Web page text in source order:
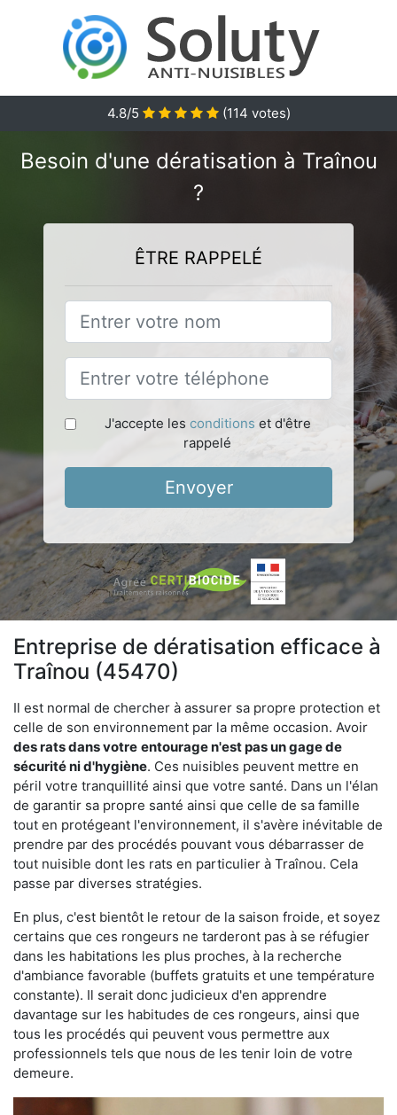
4.8/5 (114 votes)
Besoin d'une dératisation à Traînou
?
ÊTRE RAPPELÉ
J'accepte les conditions et d'être
rappelé
Envoyer
Entreprise de dératisation efficace à
Traînou (45470)
Il est normal de chercher à assurer sa propre protection et
celle de son environnement par la même occasion. Avoir
des rats dans votre entourage n'est pas un gage de
sécurité ni d'hygiène. Ces nuisibles peuvent mettre en
péril votre tranquillité ainsi que votre santé. Dans un l'élan
de garantir sa propre santé ainsi que celle de sa famille
tout en protégeant l'environnement, il s'avère inévitable de
prendre par des procédés pouvant vous débarrasser de
tout nuisible dont les rats en particulier à Traînou. Cela
passe par diverses stratégies.
En plus, c'est bientôt le retour de la saison froide, et soyez
certains que ces rongeurs ne tarderont pas à se réfugier
dans les habitations les plus proches, à la recherche
d'ambiance favorable (buffets gratuits et une température
constante). Il serait donc judicieux d'en apprendre
davantage sur les habitudes de ces rongeurs, ainsi que
tous les procédés qui peuvent vous permettre aux
professionnels tels que nous de les tenir loin de votre
demeure.